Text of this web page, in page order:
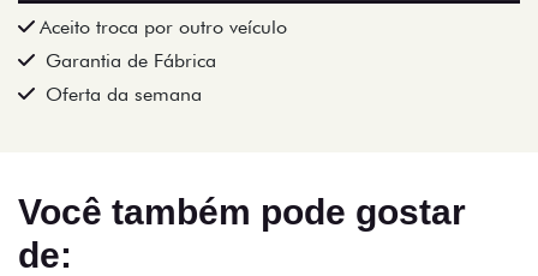
Aceito troca por outro veículo
Garantia de Fábrica
Oferta da semana
Você também pode gostar
de: